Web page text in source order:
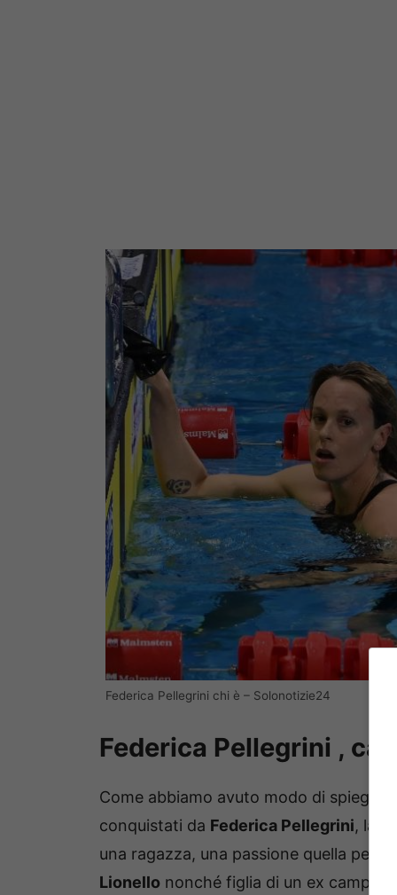
Federica Pellegrini chi è – Solonotizie24
Federica Pellegrini ,
Come abbiamo avuto modo di
conquistati da Federica Pellegrini, la
una ragazza, una passione quella per il
Lionello nonché figlia di un ex